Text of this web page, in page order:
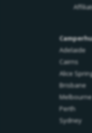
Adelaide
Cairns
Alice
Brisbane
Melbourne
Perth
Sydney